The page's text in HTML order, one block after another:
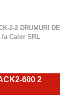
2-2 DRUMURI DE
la Calor SRL
600 2